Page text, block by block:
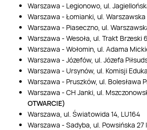
Warszawa - Legionowo, ul.
Warszawa - Łomianki, ul. Warszawska
Warszawa - Piaseczno, ul.
Warszawa - Wesoła, ul. Trakt Brzeski
Warszawa - Wołomin, ul. Adama
Warszawa - Józefów, ul. Józefa
Warszawa - Ursynów, ul. Komisji
Warszawa - Pruszków, ul. Bolesława
Warszawa - CH Janki, ul.
OTWARCIE)
Warszawa, ul. Światowida 14, LU164
Warszawa - Sadyba, ul. Powsińska 27